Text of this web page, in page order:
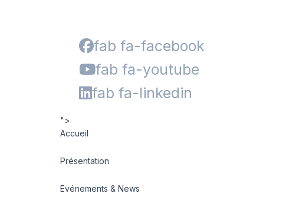
fab fa-facebook
fab fa-youtube
fab fa-linkedin
">
Accueil
Présentation
Evénements & News